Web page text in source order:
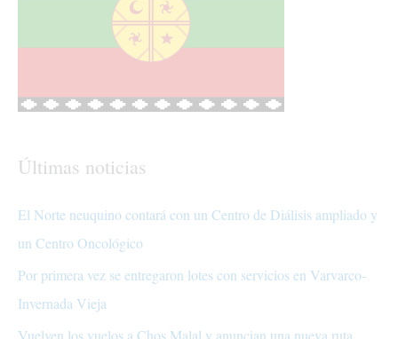
Últimas noticias
El Norte neuquino contará con un Centro de Diálisis ampliado y
un Centro Oncológico
Por primera vez se entregaron lotes con servicios en Varvarco-
Invernada Vieja
Vuelven los vuelos a Chos Malal y anuncian una nueva ruta